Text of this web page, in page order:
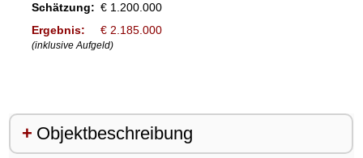
Schätzung: € 1.200.000
Ergebnis:
€ 2.185.000
(inklusive Aufgeld)
Objektbeschreibung